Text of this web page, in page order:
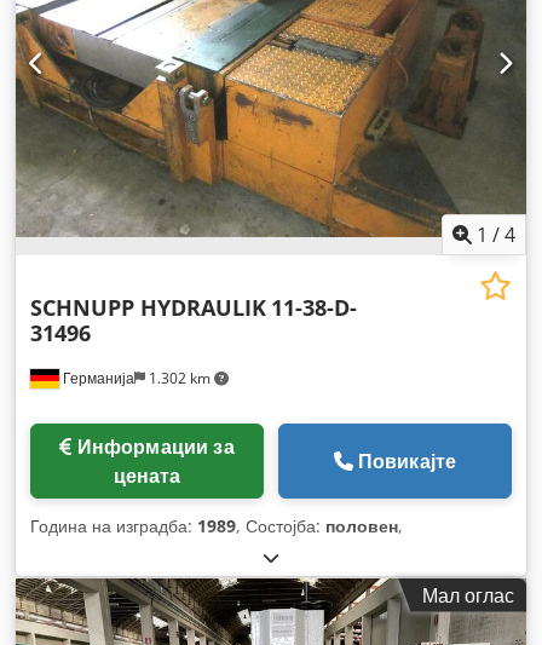
1 /4
Германија 1.302 km
SCHNUPP HYDRAULIK 11-38-D-
31496
цената
Повикајте
Година на изградба: 1989, Состојба: половен,
Мал оглас